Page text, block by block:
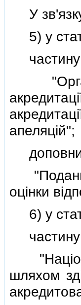
У
5) у
частину
"Орган
апеляцiй";
оцiнки
6) у
частину
шляхом